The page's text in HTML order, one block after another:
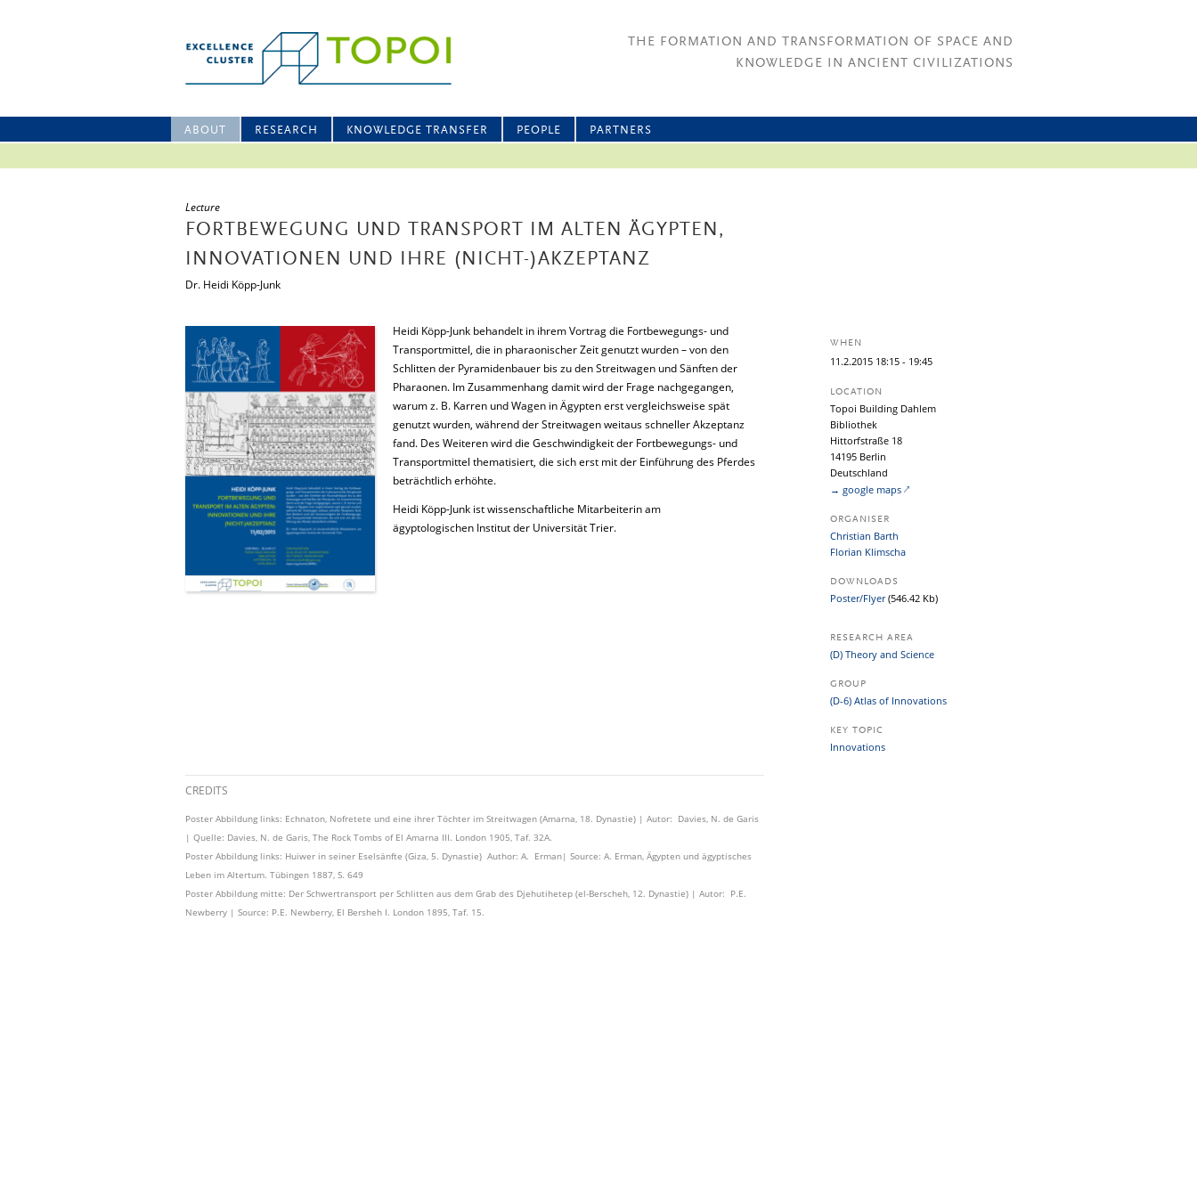
THE FORMATION AND TRANSFORMATION OF SPACE AND
KNOWLEDGE IN ANCIENT CIVILIZATIONS
ABOUT RESEARCH KNOWLEDGE TRANSFER PEOPLE PARTNERS
Lecture
FORTBEWEGUNG UND TRANSPORT IM ALTEN ÄGYPTEN,
INNOVATIONEN UND IHRE (NICHT-)AKZEPTANZ
Dr. Heidi Köpp-Junk
Heidi Köpp-Junk behandelt in ihrem Vortrag die Fortbewegungs- und
Transportmittel, die in pharaonischer Zeit genutzt wurden – von den
Schlitten der Pyramidenbauer bis zu den Streitwagen und Sänften der
Pharaonen. Im Zusammenhang damit wird der Frage nachgegangen,
warum z. B. Karren und Wagen in Ägypten erst vergleichsweise spät
genutzt wurden, während der Streitwagen weitaus schneller Akzeptanz
fand. Des Weiteren wird die Geschwindigkeit der Fortbewegungs- und
Transportmittel thematisiert, die sich erst mit der Einführung des Pferdes
beträchtlich erhöhte.
Heidi Köpp-Junk ist wissenschaftliche Mitarbeiterin am
ägyptologischen Institut der Universität Trier.
CREDITS
Poster Abbildung links: Echnaton, Nofretete und eine ihrer Töchter im Streitwagen (Amarna, 18. Dynastie) | Autor: Davies, N. de Garis
| Quelle: Davies, N. de Garis, The Rock Tombs of El Amarna III. London 1905, Taf. 32A.
Poster Abbildung links: Huiwer in seiner Eselsänfte (Giza, 5. Dynastie) Author: A. Erman| Source: A. Erman, Ägypten und ägyptisches
Leben im Altertum. Tübingen 1887, S. 649
Poster Abbildung mitte: Der Schwertransport per Schlitten aus dem Grab des Djehutihetep (el-Berscheh, 12. Dynastie) | Autor: P.E.
Newberry | Source: P.E. Newberry, El Bersheh I. London 1895, Taf. 15.
WHEN
11.2.2015 18:15 - 19:45
LOCATION
Topoi Building Dahlem
Bibliothek
Hittorfstraße 18
14195 Berlin
Deutschland
→ google maps
ORGANISER
Christian Barth
Florian Klimscha
DOWNLOADS
Poster/Flyer(546.42 Kb)
RESEARCH AREA
(D) Theory and Science
GROUP
(D-6) Atlas of Innovations
KEY TOPIC
Innovations